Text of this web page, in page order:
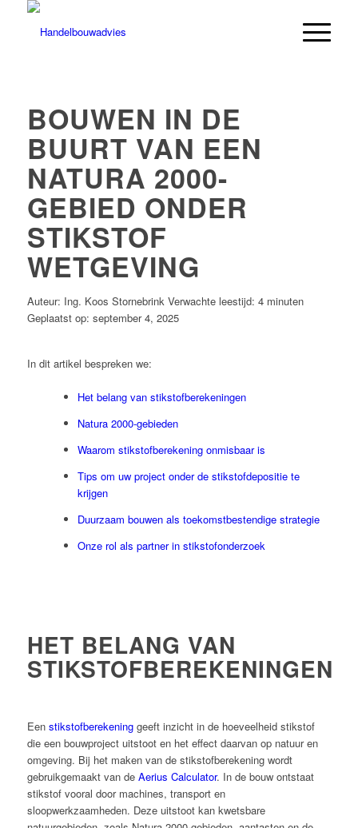
BOUWEN IN DE
BUURT VAN EEN
NATURA 2000-
GEBIED ONDER
STIKSTOF
WETGEVING
Auteur: Ing. Koos Stornebrink Verwachte leestijd: 4 minuten
Geplaatst op: september 4, 2025
In dit artikel bespreken we:
Het belang van stikstofberekeningen
Natura 2000-gebieden
Waarom stikstofberekening onmisbaar is
Tips om uw project onder de stikstofdepositie te
krijgen
Duurzaam bouwen als toekomstbestendige strategie
Onze rol als partner in stikstofonderzoek
HET BELANG VAN
STIKSTOFBEREKENINGEN
Een stikstofberekeninggeeft inzicht in de hoeveelheid stikstof
die een bouwproject uitstoot en het effect daarvan op natuur en
omgeving. Bij het maken van de stikstofberekening wordt
gebruikgemaakt van de Aerius Calculator. In de bouw ontstaat
stikstof vooral door machines, transport en
sloopwerkzaamheden. Deze uitstoot kan kwetsbare